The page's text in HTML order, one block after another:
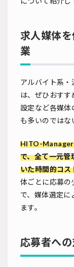
求人媒体
業
アルバイト系・
は、ぜひおす
設定など各媒体
も多いのではな
HITO-Manager
で、全て一元管
いた時間的コス
体ごとに応募の
で、媒体選定に
ます。
応募者へ